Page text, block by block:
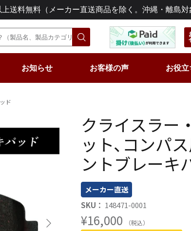
送料無料（メーカー直送商品を除く。沖縄・離島対
お知らせ お客様の声 お役
ド
クライスラー
ット､コンパ
ントブレーキ
メーカー直送
SKU： 148471-0001
¥16,000 （税込）